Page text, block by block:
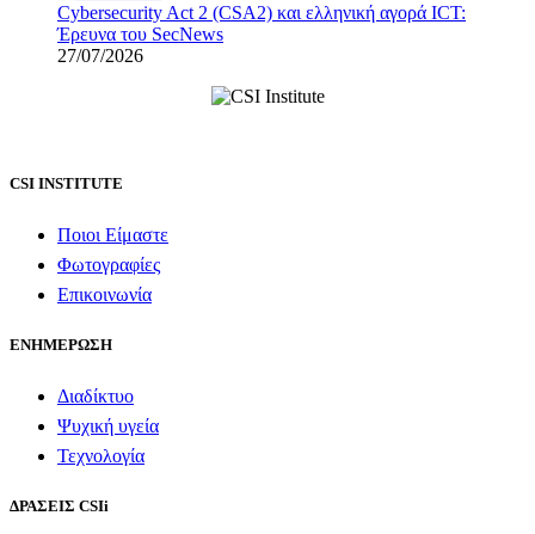
Cybersecurity Act 2 (CSA2) και ελληνική αγορά ICT:
Έρευνα του SecNews
27/07/2026
CSI INSTITUTE
Ποιοι Είμαστε
Φωτογραφίες
Επικοινωνία
ΕΝΗΜΕΡΩΣΗ
Διαδίκτυο
Ψυχική υγεία
Τεχνολογία
ΔΡΑΣΕΙΣ CSIi